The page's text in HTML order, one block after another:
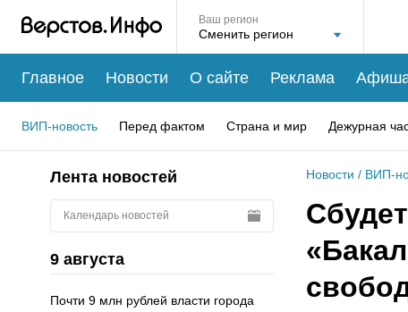
Ваш регион
Главное Новости О сайте Реклама
ВИП-новость Перед фактом Страна и мир Дежурная
Лента новостей
Календарь новостей
9 августа
Почти 9 млн рублей власти города
Новости / ВИП-